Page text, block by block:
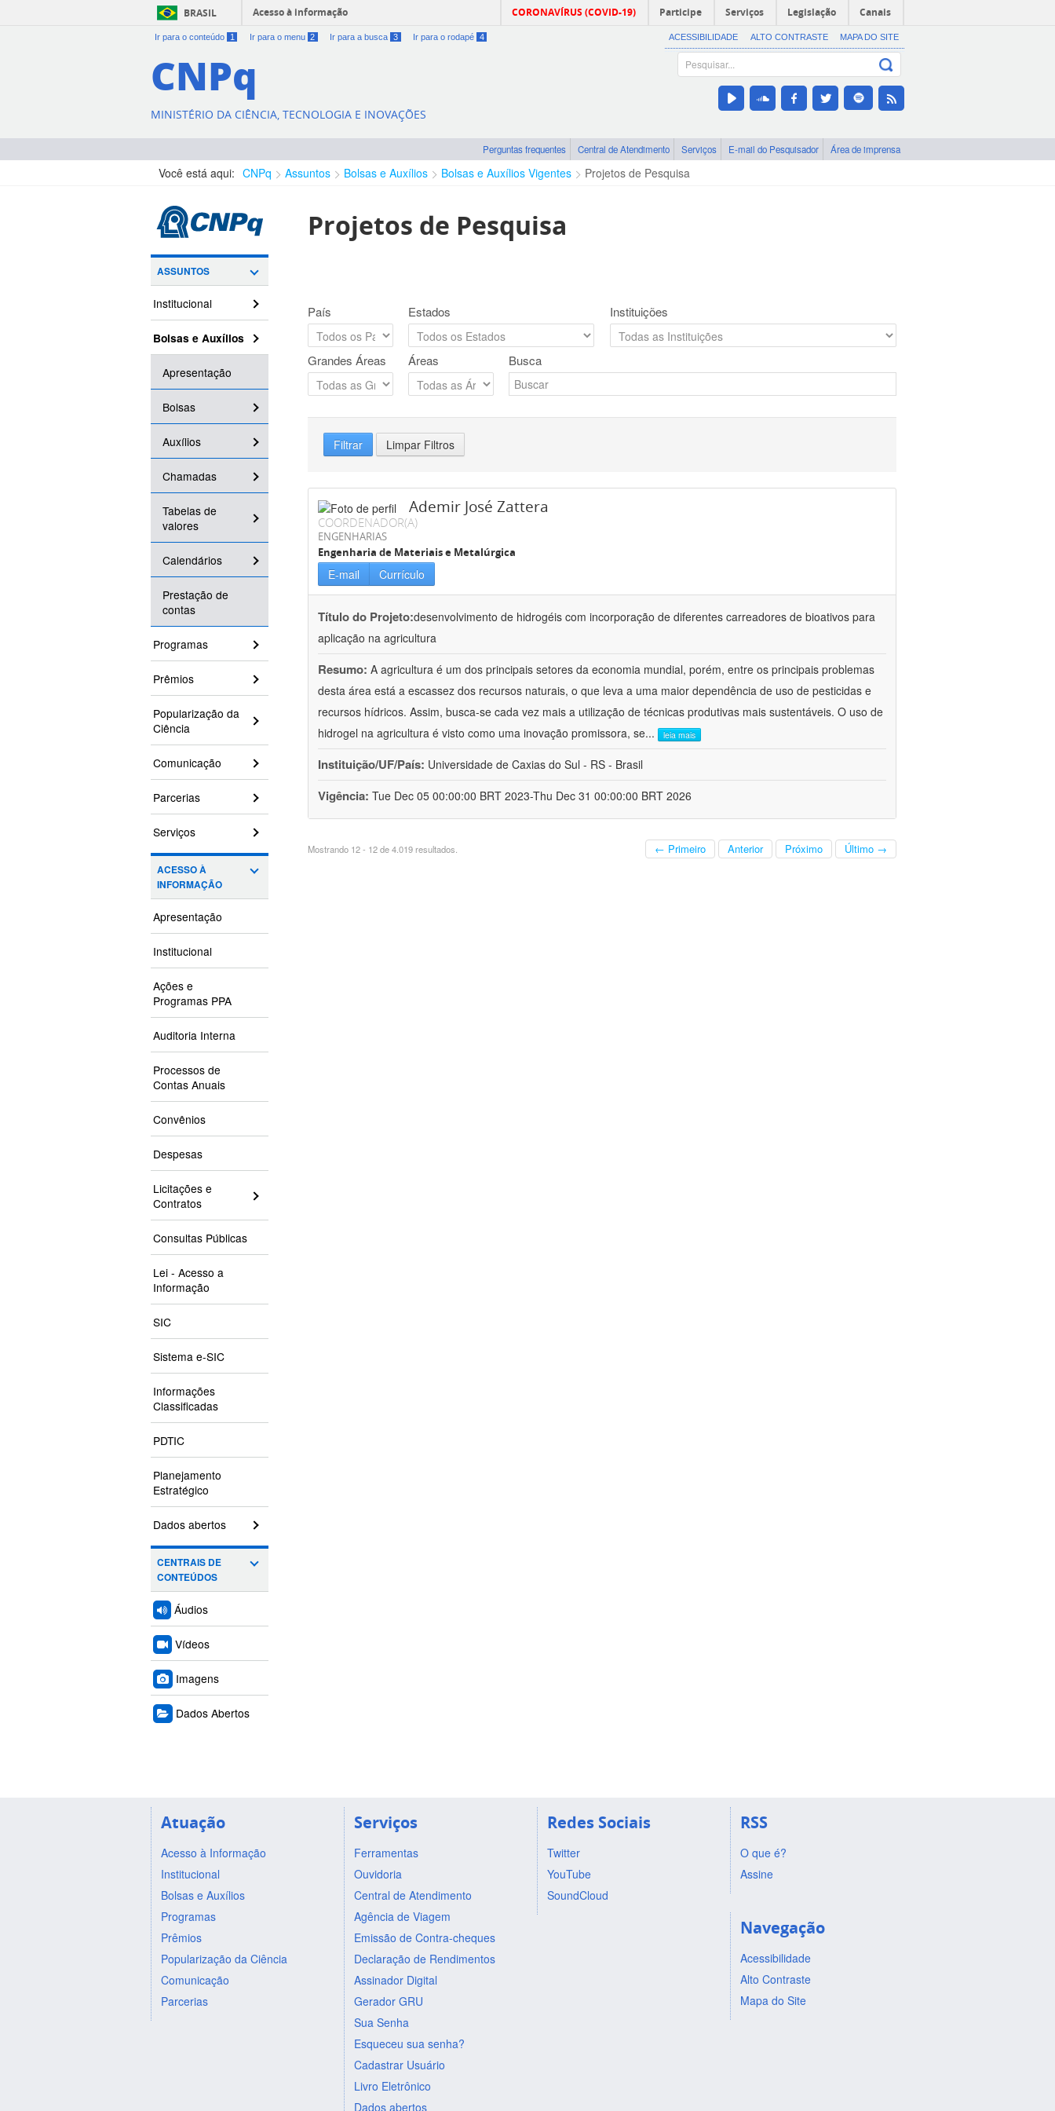
BRASIL Acesso à informação CORONAVÍRUS (COVID-19) Participe Serviços Legislação Canais
Ir para o conteúdo 1 Ir para o menu 2 Ir para a busca 3 Ir para o rodapé 4 ACESSIBILIDADE ALTO CONTRASTE MAPA DO SITE
CNPq
MINISTÉRIO DA CIÊNCIA, TECNOLOGIA E INOVAÇÕES
Perguntas frequentes Central de Atendimento Serviços E-mail do Pesquisador Área de imprensa
Você está aqui: CNPq Assuntos Bolsas e Auxílios Bolsas e Auxílios Vigentes Projetos de Pesquisa
ASSUNTOS
Institucional
Bolsas e Auxílios
Apresentação
Bolsas
Auxílios
Chamadas
Tabelas de
valores
Calendários
Prestação de
contas
Programas
Prêmios
Popularização da
Ciência
Comunicação
Parcerias
Serviços
ACESSO À
INFORMAÇÃO
Apresentação
Institucional
Ações e
Programas PPA
Auditoria Interna
Processos de
Contas Anuais
Convênios
Despesas
Licitações e
Contratos
Consultas Públicas
Lei - Acesso a
Informação
SIC
Sistema e-SIC
Informações
Classificadas
PDTIC
Planejamento
Estratégico
Dados abertos
CENTRAIS DE
CONTEÚDOS
Áudios
Vídeos
Imagens
Dados Abertos
Projetos de Pesquisa
País Estados Instituições
Grandes Áreas Áreas Busca
Filtrar Limpar Filtros
Ademir José Zattera
COORDENADOR(A)
ENGENHARIAS
Engenharia de Materiais e Metalúrgica
E-mail Currículo
Título do Projeto:desenvolvimento de hidrogéis com incorporação de diferentes carreadores de bioativos para
aplicação na agricultura
Resumo: A agricultura é um dos principais setores da economia mundial, porém, entre os principais problemas
desta área está a escassez dos recursos naturais, o que leva a uma maior dependência de uso de pesticidas e
recursos hídricos. Assim, busca-se cada vez mais a utilização de técnicas produtivas mais sustentáveis. O uso de
hidrogel na agricultura é visto como uma inovação promissora, se... leia mais
Instituição/UF/País: Universidade de Caxias do Sul - RS - Brasil
Vigência: Tue Dec 05 00:00:00 BRT 2023-Thu Dec 31 00:00:00 BRT 2026
Mostrando 12 - 12 de 4.019 resultados. ← Primeiro Anterior Próximo Último →
Atuação
Acesso à Informação
Institucional
Bolsas e Auxílios
Programas
Prêmios
Popularização da Ciência
Comunicação
Parcerias
Serviços
Ferramentas
Ouvidoria
Central de Atendimento
Agência de Viagem
Emissão de Contra-cheques
Declaração de Rendimentos
Assinador Digital
Gerador GRU
Sua Senha
Esqueceu sua senha?
Cadastrar Usuário
Livro Eletrônico
Dados abertos
Redes Sociais
Twitter
YouTube
SoundCloud
RSS
O que é?
Assine
Navegação
Acessibilidade
Alto Contraste
Mapa do Site